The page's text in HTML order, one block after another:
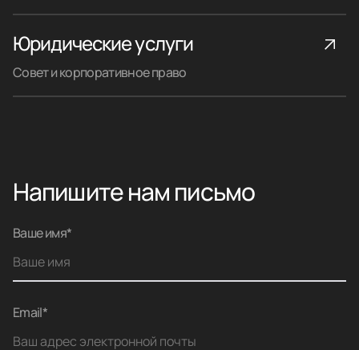
Юридические услуги
Совет и корпоративное право
Напишите нам письмо
Ваше имя*
Email*